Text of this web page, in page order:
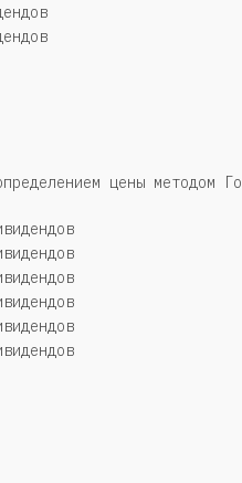
цены методом